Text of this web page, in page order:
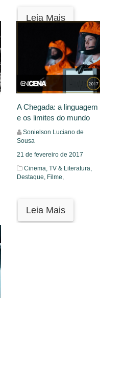
Leia Mais
A Chegada: a linguagem
e os limites do mundo
Sonielson Luciano de
Sousa
21 de fevereiro de 2017
Cinema, TV & Literatura,
Destaque, Filme,
Leia Mais